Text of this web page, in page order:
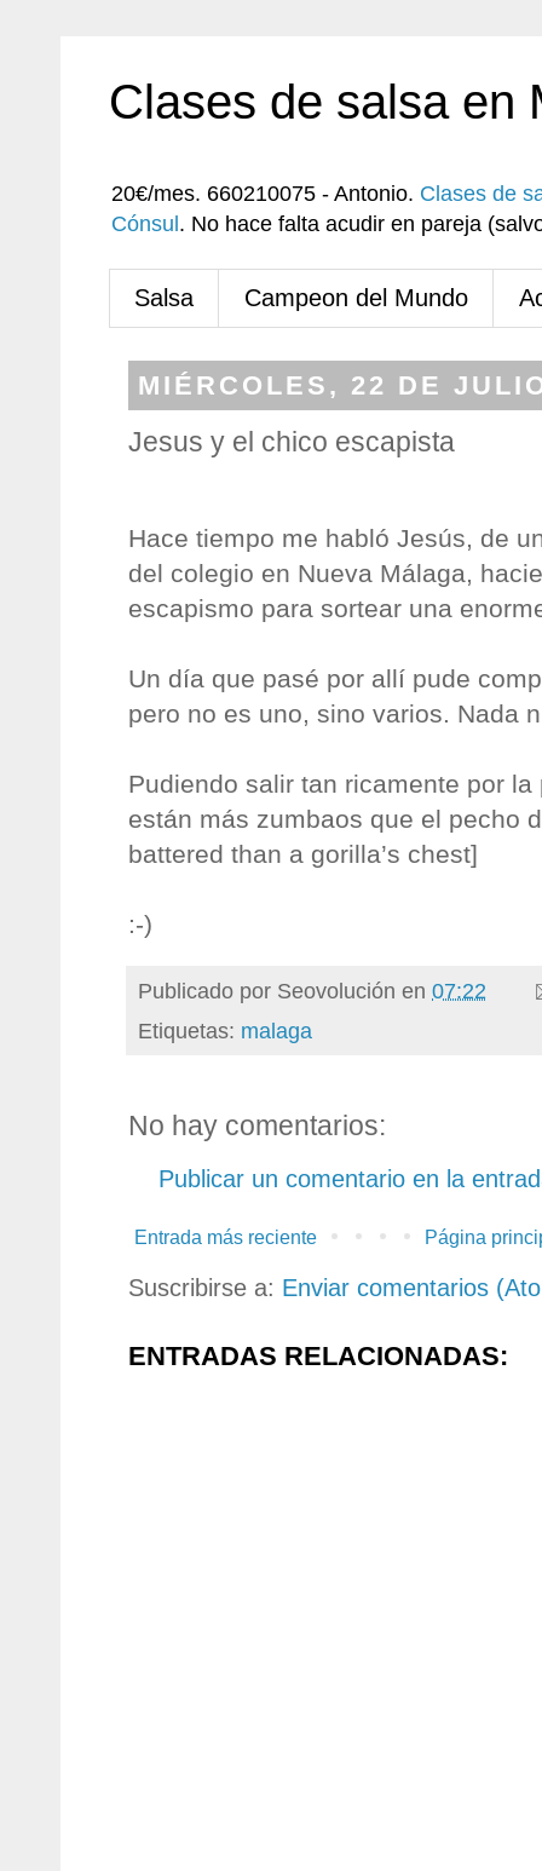
Clases de salsa en
20€/mes. 660210075 - Antonio. Clases de
Cónsul . No hace falta acudir en pareja
Salsa Campeon del Mundo
MIÉRCOLES, 22 DE
Jesus y el chico escapista
Hace tiempo me habló Jesús, de
del colegio en Nueva Málaga,
escapismo para sortear una
Un día que pasé por allí pude
pero no es uno, sino varios. Nada
Pudiendo salir tan ricamente por
están más zumbaos que el pecho
battered than a gorilla’s chest]
:-)
Publicado por Seovolución en 07:22
Etiquetas: malaga
No hay comentarios:
Publicar un comentario en la
Entrada más reciente Página
Suscribirse a: Enviar comentarios
ENTRADAS RELACIONADAS: